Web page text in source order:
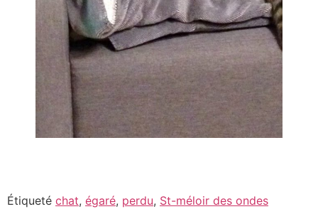
Étiqueté chat, égaré, perdu, St-méloir des ondes